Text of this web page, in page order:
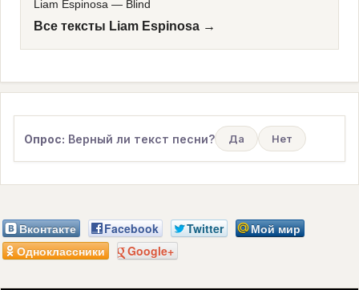
Liam Espinosa — Blind
Все тексты Liam Espinosa →
Опрос: Верный ли текст песни? Да Нет
Вконтакте Facebook Twitter
Мой мир
Одноклассники
Google+